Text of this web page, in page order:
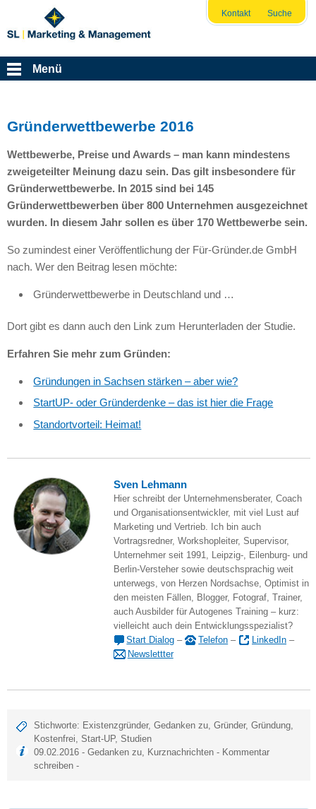
Kontakt Suche
Menü
Gründerwettbewerbe 2016
Wettbewerbe, Preise und Awards – man kann mindestens
zweigeteilter Meinung dazu sein. Das gilt insbesondere für
Gründerwettbewerbe. In 2015 sind bei 145
Gründerwettbewerben über 800 Unternehmen ausgezeichnet
wurden. In diesem Jahr sollen es über 170 Wettbewerbe sein.
So zumindest einer Veröffentlichung der Für-Gründer.de GmbH
nach. Wer den Beitrag lesen möchte:
Gründerwettbewerbe in Deutschland und …
Dort gibt es dann auch den Link zum Herunterladen der Studie.
Erfahren Sie mehr zum Gründen:
Gründungen in Sachsen stärken – aber wie?
StartUP- oder Gründerdenke – das ist hier die Frage
Standortvorteil: Heimat!
Sven Lehmann
Hier schreibt der Unternehmensberater, Coach
und Organisationsentwickler, mit viel Lust auf
Marketing und Vertrieb. Ich bin auch
Vortragsredner, Workshopleiter, Supervisor,
Unternehmer seit 1991, Leipzig-, Eilenburg- und
Berlin-Versteher sowie deutschsprachig weit
unterwegs, von Herzen Nordsachse, Optimist in
den meisten Fällen, Blogger, Fotograf, Trainer,
auch Ausbilder für Autogenes Training – kurz:
vielleicht auch dein Entwicklungsspezialist?
Start Dialog – Telefon – LinkedIn –
Newslettter
Stichworte: Existenzgründer,Gedanken zu ,Gründer,Gründung
Kostenfrei ,Start-UP,Studien
09.02.2016 -Gedanken zu Kurznachrichten - Kommentar
schreiben -